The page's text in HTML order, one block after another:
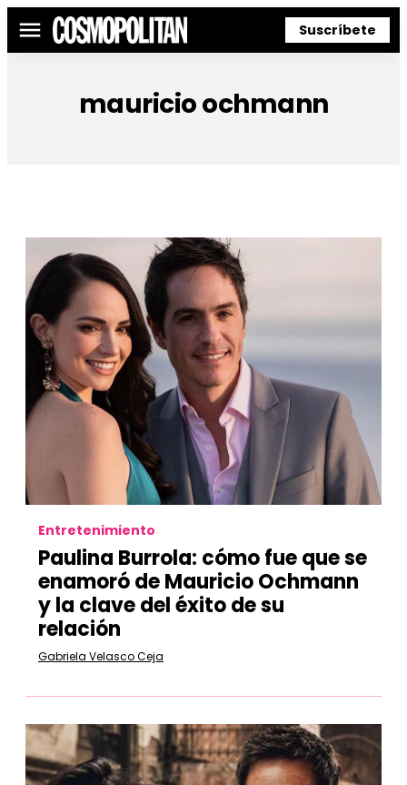
Menú Suscríbete
mauricio ochmann
Entretenimiento
Paulina Burrola: cómo fue que se
enamoró de Mauricio Ochmann
y la clave del éxito de su
relación
Gabriela Velasco Ceja